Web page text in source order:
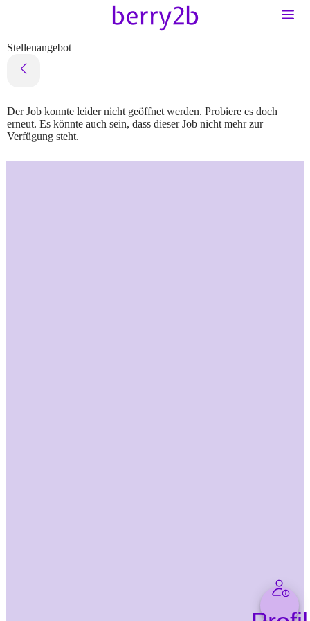
Stellenangebot
Der Job konnte leider nicht geöffnet werden. Probiere es doch
erneut. Es könnte auch sein, dass dieser Job nicht mehr zur
Verfügung steht.